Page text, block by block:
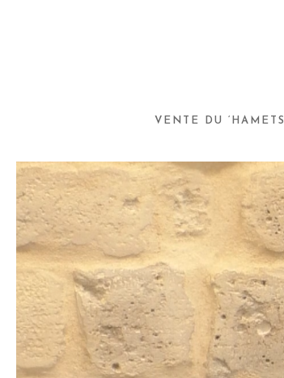
VENTE DU ‘HAMETS